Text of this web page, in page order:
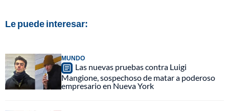
Le puede interesar:
MUNDO
Las nuevas pruebas contra Luigi
Mangione, sospechoso de matar a poderoso
empresario en Nueva York